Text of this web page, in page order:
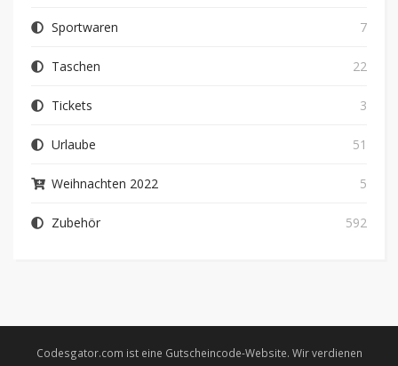
Sportwaren 7
Taschen 22
Tickets 3
Urlaube 51
Weihnachten 2022 5
Zubehör 592
Codesgator.com ist eine Gutscheincode-Website. Wir verdienen